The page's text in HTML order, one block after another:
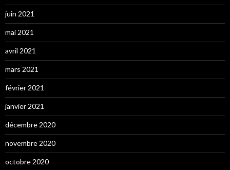
juin 2021
mai 2021
avril 2021
mars 2021
février 2021
janvier 2021
décembre 2020
novembre 2020
octobre 2020